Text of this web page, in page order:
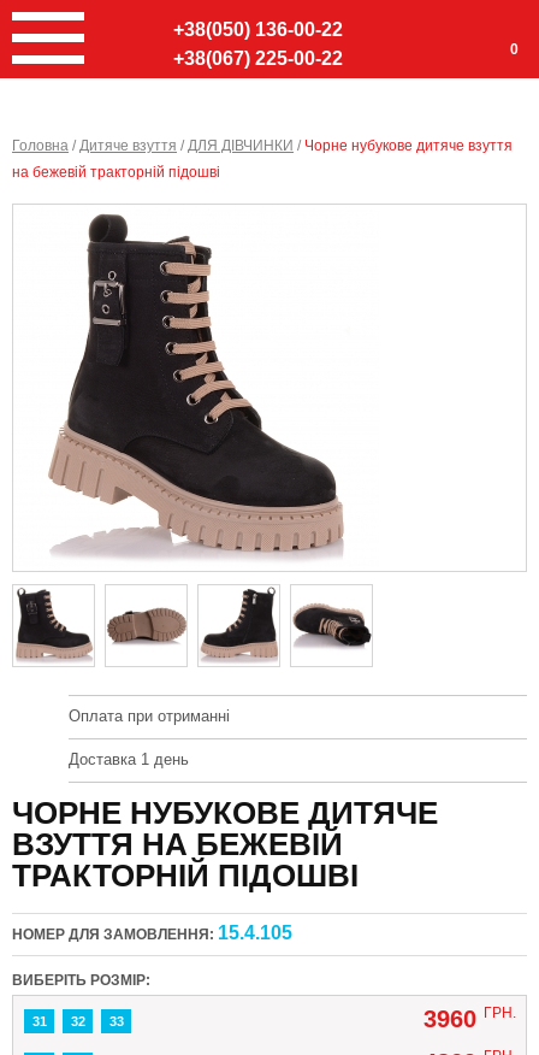
+38(050) 136-00-22
+38(067) 225-00-22
0
Головна /Дитяче взуття /ДЛЯ ДІВЧИНКИ / Чорне нубукове дитяче взуття
на бежевій тракторній підошві
Оплата при отриманні
Доставка 1 день
ЧОРНЕ НУБУКОВЕ ДИТЯЧЕ
ВЗУТТЯ НА БЕЖЕВІЙ
ТРАКТОРНІЙ ПІДОШВІ
НОМЕР ДЛЯ ЗАМОВЛЕННЯ: 15.4.105
ВИБЕРІТЬ РОЗМІР:
31 32 33 3960 ГРН.